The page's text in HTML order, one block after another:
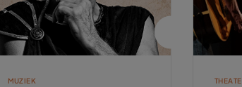
MUZIEK